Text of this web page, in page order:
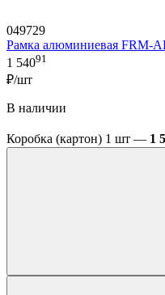
049729
Рамка алюминиевая FRM-
1 54091
₽/шт
В наличии
Коробка (картон) 1 шт — 1